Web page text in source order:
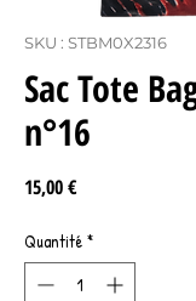
SKU : STBM0X2316
Sac Tote
n°16
15,00 €Prix
Quantité *